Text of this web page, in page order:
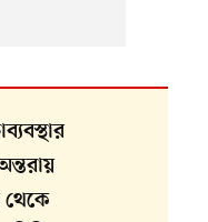
থেকে